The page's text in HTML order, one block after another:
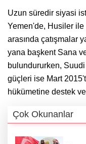
Uzun süredir siyasi
Yemen'de, Husiler ile
arasında çatışmalar
yana başkent Sana
bulundururken,
güçleri ise Mart
hükümetine destek
Çok Okunanlar